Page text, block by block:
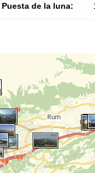
Puesta de la luna: